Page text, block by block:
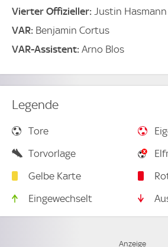
Vierter Offizieller: Justin Hasmann
VAR: Benjamin Cortus
VAR-Assistent: Arno Blos
Legende
Tore
Torvorlage
Gelbe Karte
Eingewechselt